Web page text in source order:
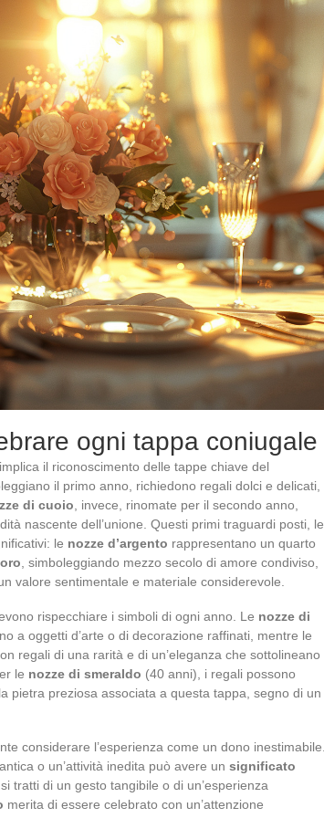
ogni tappa coniugale
il riconoscimento delle tappe chiave del
il primo anno, richiedono regali dolci e delicati,
di cuoio , invece, rinomate per il secondo anno,
nascente dell’unione. Questi primi traguardi posti, le
le nozze d’argento rappresentano un quarto
, simboleggiando mezzo secolo di amore condiviso,
valore sentimentale e materiale considerevole.
rispecchiare i simboli di ogni anno. Le nozze di
a oggetti d’arte o di decorazione raffinati, mentre le
regali di una rarità e di un’eleganza che sottolineano
le nozze di smeraldo (40 anni), i regali possono
pietra preziosa associata a questa tappa, segno di un
considerare l’esperienza come un dono inestimabile.
o un’attività inedita può avere un significato
tratti di un gesto tangibile o di un’esperienza
merita di essere celebrato con un’attenzione